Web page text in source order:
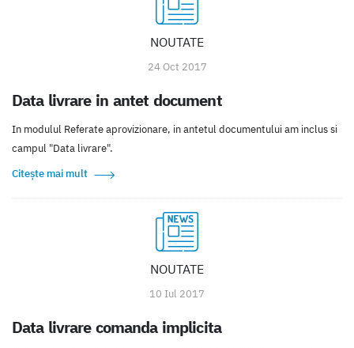
NOUTATE
24 Oct 2017
Data livrare in antet document
In modulul Referate aprovizionare, in antetul documentului am inclus si
campul "Data livrare".
Citește mai mult
NOUTATE
10 Iul 2017
Data livrare comanda implicita